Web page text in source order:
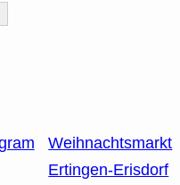
Weihnachtsmarkt
Ertingen-Erisdorf